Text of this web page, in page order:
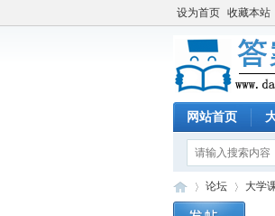
设为首页 收藏本站
网站首页
论坛 大学